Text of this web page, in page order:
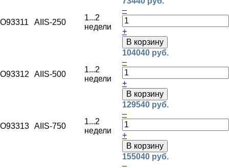
O93311 AIIS-250
1...2
недели
–
+
В корзину
O93312 AIIS-500
1...2
недели
104040 руб.
–
+
В корзину
O93313 AIIS-750
1...2
недели
129540 руб.
–
+
В корзину
155040 руб.
–